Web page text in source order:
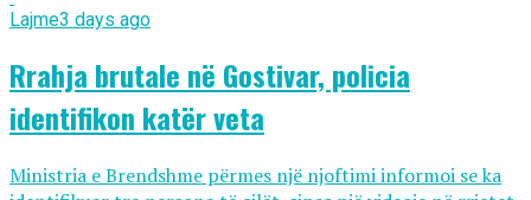
Lajme3 days ago
Rrahja brutale në Gostivar, policia
identifikon katër veta
Ministria e Brendshme përmes një njoftimi informoi se ka